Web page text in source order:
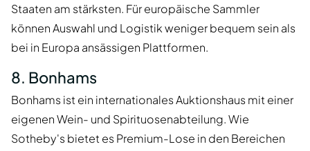
Staaten am stärksten. Für europäische Sammler
können Auswahl und Logistik weniger bequem sein als
bei in Europa ansässigen Plattformen.
8. Bonhams
Bonhams ist ein internationales Auktionshaus mit einer
eigenen Wein- und Spirituosenabteilung. Wie
Sotheby's bietet es Premium-Lose in den Bereichen